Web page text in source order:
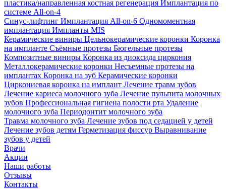
пластика/направленная костная регенерация Имплантация по
системе All-on-4
Синус-лифтинг Имплантация All-on-6 Одномоментная
имплантация Импланты MIS
Керамические виниры Цельнокерамические коронки Коронка
на импланте Съёмные протезы Бюгельные протезы
Композитные виниры Коронка из диоксида циркония
Металлокерамические коронки Несъемные протезы на
имплантах Коронка на зуб Керамические коронки
Циркониевая коронка на имплант Лечение травм зубов
Лечение кариеса молочного зуба Лечение пульпита молочных
зубов Профессиональная гигиена полости рта Удаление
молочного зуба Периодонтит молочного зуба
Травма молочного зуба Лечение зубов под седацией у детей
Лечение зубов детям Герметизация фиссур Выравнивание
зубов у детей
Врачи
Акции
Наши работы
Отзывы
Контакты